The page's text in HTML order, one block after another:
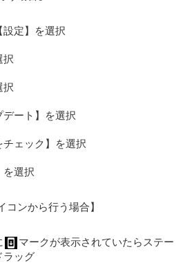
設定】を選択
択
択
デート】を選択
チェック】を選択
を選択
コンから行う場合】
マークが表示されていたらステー
ラッグ